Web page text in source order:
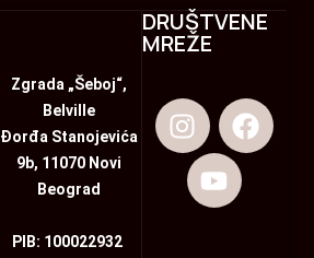
Zgrada „Šeboj“,
Belville
Đorđa Stanojevića
9b, 11070 Novi
Beograd
PIB: 100022932
DRUŠTVENE
MREŽE